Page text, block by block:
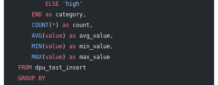
        ELSE
'high'
    END
as category,
    COUNT
( * ) as count,
    AVG
(value) as avg_value,
    MIN
(value) as min_value,
    MAX
(value) as max_value
FROM dpu_test_insert
GROUP BY